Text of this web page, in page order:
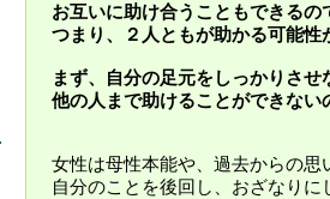
お互いに助け合うこともできるの
つまり、２人ともが助かる可能性
まず、自分の足元をしっかりさせ
他の人まで助けることができない
女性は母性本能や、過去からの思
自分のことを後回し、おざなりに